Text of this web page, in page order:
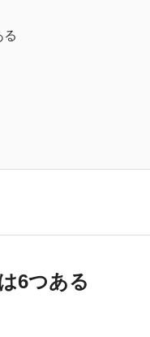
る
6つある